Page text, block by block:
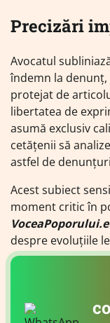
Precizări
Avocatul
îndemn la
protejat de
libertatea de
asumă exclusiv
cetățenii să
astfel de
Acest subiect
moment critic în
despre evoluțiile